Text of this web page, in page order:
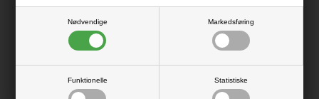
Nødvendige Markedsføring
Funktionelle Statistiske
LÆS OG BLIV INSPIRERET
Læs flere artikler...